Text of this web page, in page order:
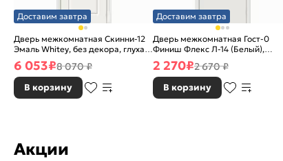
Доставим завтра
Дверь межкомнатная Скинни-12
Эмаль Whitey, без декора, глухая,
без стекла, без кромки, скиновая
6 053₽8 070 ₽
В корзину
Доставим завтра
Дверь межкомнатная Гост-0
Финиш Флекс Л-14 (Белый),
глухая, каркасно-щитовая
2 270₽2 670 ₽
В корзину
Акции